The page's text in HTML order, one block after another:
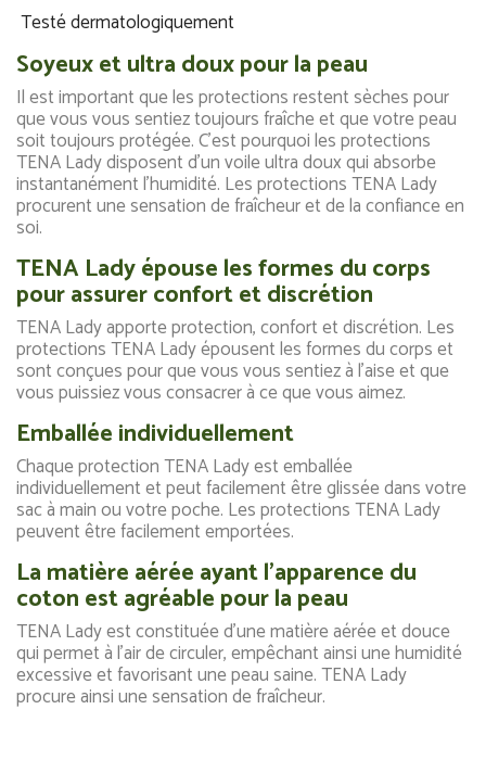
Testé dermatologiquement
Soyeux et ultra doux pour la peau
Il est important que les protections restent sèches pour
que vous vous sentiez toujours fraîche et que votre peau
soit toujours protégée. C'est pourquoi les protections
TENA Lady disposent d'un voile ultra doux qui absorbe
instantanément l'humidité. Les protections TENA Lady
procurent une sensation de fraîcheur et de la confiance en
soi.
TENA Lady épouse les formes du corps
pour assurer confort et discrétion
TENA Lady apporte protection, confort et discrétion. Les
protections TENA Lady épousent les formes du corps et
sont conçues pour que vous vous sentiez à l'aise et que
vous puissiez vous consacrer à ce que vous aimez.
Emballée individuellement
Chaque protection TENA Lady est emballée
individuellement et peut facilement être glissée dans votre
sac à main ou votre poche. Les protections TENA Lady
peuvent être facilement emportées.
La matière aérée ayant l'apparence du
coton est agréable pour la peau
TENA Lady est constituée d'une matière aérée et douce
qui permet à l'air de circuler, empêchant ainsi une humidité
excessive et favorisant une peau saine. TENA Lady
procure ainsi une sensation de fraîcheur.